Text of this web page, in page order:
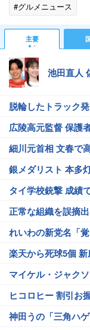
#グルメニュース
主要
池田直人
脱輪したトラック
広陵高元監督 保護
細川元首相 文春で
銀メダリスト 本多
タイ学校銃撃 成績
正常な組織を誤摘
れいわの新党名「覚
楽天から死球5個
マイケル・ジャク
ヒコロヒー 割引お
神田うの「三角ハ